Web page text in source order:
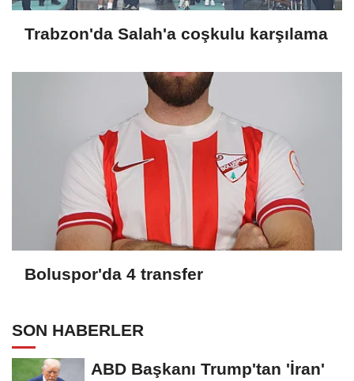
Trabzon'da Salah'a coşkulu karşılama
Boluspor'da 4 transfer
SON HABERLER
ABD Başkanı Trump'tan 'İran'